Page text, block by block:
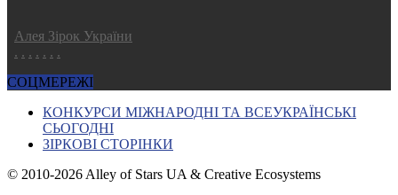
Алея Зірок України
. . . . . . .
СОЦМЕРЕЖІ
КОНКУРСИ МІЖНАРОДНІ ТА ВСЕУКРАЇНСЬКІ
СЬОГОДНІ
ЗІРКОВІ СТОРІНКИ
© 2010-2026 Alley of Stars UA & Creative Ecosystems